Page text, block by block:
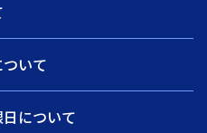
いて
について